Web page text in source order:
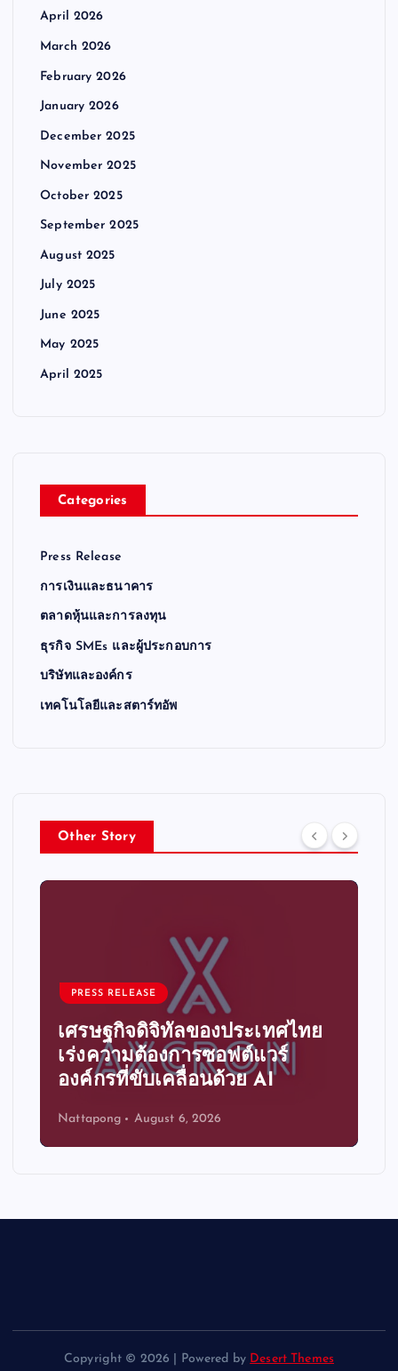
April 2026
March 2026
February 2026
January 2026
December 2025
November 2025
October 2025
September 2025
August 2025
July 2025
June 2025
May 2025
April 2025
Categories
Press Release
การเงินและธนาคาร
ตลาดหุ้นและการลงทุน
ธุรกิจ SMEs และผู้ประกอบการ
บริษัทและองค์กร
เทคโนโลยีและสตาร์ทอัพ
Other Story
PRESS RELEASE
เศรษฐกิจดิจิทัลของประเทศไทย
เร่งความต้องการซอฟต์แวร์
องค์กรที่ขับเคลื่อนด้วย AI
Nattapong August 6, 2026
Copyright © 2026 | Powered by Desert Themes